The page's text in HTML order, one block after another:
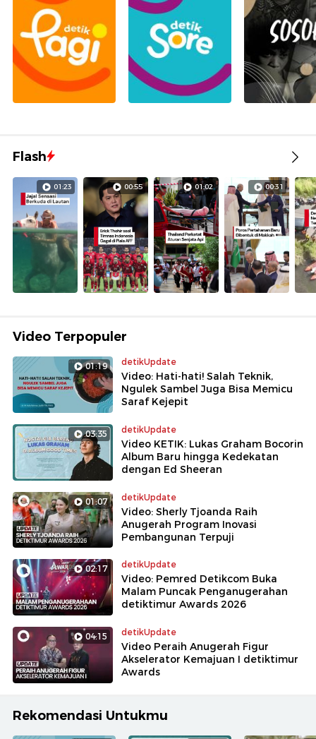
Flash
01:23 00:55 01:02 00:31
Video Terpopuler
01:19 detikUpdate
Video: Hati-hati! Salah Teknik,
Ngulek Sambel Juga Bisa Memicu
Saraf Kejepit
03:35 detikUpdate
Video KETIK: Lukas Graham Bocorin
Album Baru hingga Kedekatan
dengan Ed Sheeran
01:07 detikUpdate
Video: Sherly Tjoanda Raih
Anugerah Program Inovasi
Pembangunan Terpuji
02:17 detikUpdate
Video: Pemred Detikcom Buka
Malam Puncak Penganugerahan
detiktimur Awards 2026
04:15 detikUpdate
Video Peraih Anugerah Figur
Akselerator Kemajuan I detiktimur
Awards
Rekomendasi Untukmu